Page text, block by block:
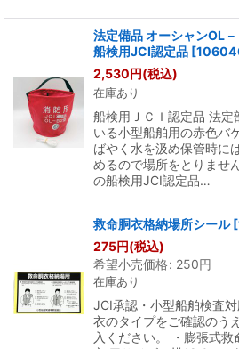
法定備品 オーシャンOL
船検用JCI認定品 [
2,530円(税込)
在庫あり
船検用ＪＣＩ認定品 法定
いる小型船舶用の赤色バ
ばやく水を汲め保管時に
めるので場所をとりませ
の船検用JCI認定品…
救命胴衣格納場所シール [
275円(税込)
希望小売価格: 250円
在庫あり
JCI承認・小型船舶検査
衣のタイプをご確認のう
入ください。 ・膨張式